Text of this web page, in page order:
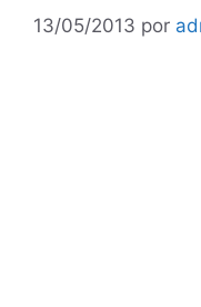
13/05/2013 por